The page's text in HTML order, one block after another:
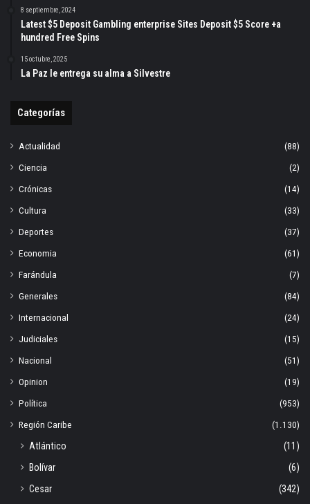
8 septiembre, 2024
Latest $5 Deposit Gambling enterprise Sites Deposit $5 Score +a
hundred Free Spins
15 octubre, 2025
La Paz le entrega su alma a Silvestre
Categorías
Actualidad
(88)
Ciencia
(2)
Crónicas
(14)
Cultura
(33)
Deportes
(37)
Economia
(61)
Farándula
(7)
Generales
(84)
Internacional
(24)
Judiciales
(15)
Nacional
(51)
Opinion
(19)
Política
(953)
Región Caribe
(1.130)
Atlántico
(11)
Bolívar
(6)
Cesar
(342)